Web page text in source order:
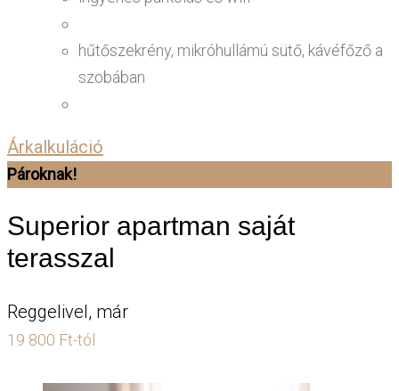
hűtőszekrény, mikróhullámú sütő, kávéfőző a
szobában
Árkalkuláció
Pároknak!
Superior apartman saját
terasszal
Reggelivel, már
19 800 Ft-tól